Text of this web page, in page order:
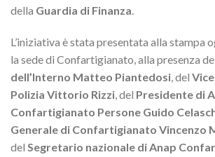
della Guardia di Finanza
L’iniziativa è stata presentata alla stampa
la sede di Confartigianato, alla presenza
dell’Interno Matteo Piantedosi, del
Polizia Vittorio Rizzi, del Presidente di
Confartigianato Persone Guido
Generale di Confartigianato Vincenzo
del Segretario nazionale di Anap